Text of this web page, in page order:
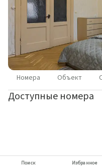
Номера Объект
Доступные номера
Поиск Избранное